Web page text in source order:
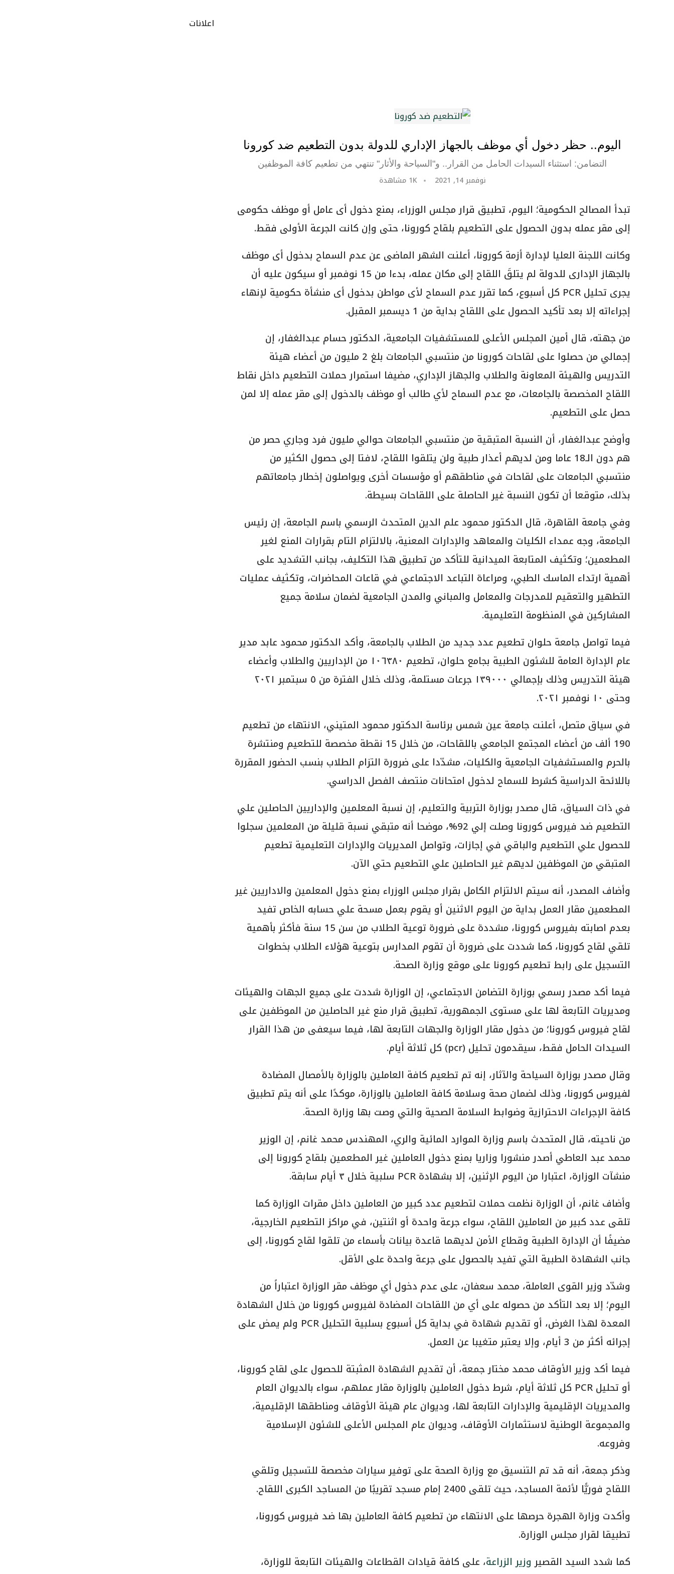
اليوم.. حظر دخول أي موظف بالجهاز الإداري للدولة بدون التطعيم ضد كورونا
التضامن: استثناء السيدات الحامل من القرار.. و"السياحة والأثار" تنتهي من تطعيم كافة الموظفين
نوفمبر 14, 2021 1K مشاهدة
تبدأ المصالح الحكومية؛ اليوم، تطبيق قرار مجلس الوزراء، بمنع دخول أى عامل أو موظف حكومى
إلى مقر عمله بدون الحصول على التطعيم بلقاح كورونا، حتى وإن كانت الجرعة الأولى فقط.
وكانت اللجنة العليا لإدارة أزمة كورونا، أعلنت الشهر الماضى عن عدم السماح بدخول أى موظف
بالجهاز الإدارى للدولة لم يتلقَ اللقاح إلى مكان عمله، بدءا من 15 نوفمبر أو سيكون عليه أن
يجرى تحليل PCR كل أسبوع، كما تقرر عدم السماح لأى مواطن بدخول أى منشأة حكومية لإنهاء
إجراءاته إلا بعد تأكيد الحصول على اللقاح بداية من 1 ديسمبر المقبل.
من جهته، قال أمين المجلس الأعلى للمستشفيات الجامعية، الدكتور حسام عبدالغفار، إن
إجمالي من حصلوا على لقاحات كورونا من منتسبي الجامعات بلغ 2 مليون من أعضاء هيئة
التدريس والهيئة المعاونة والطلاب والجهاز الإداري، مضيفا استمرار حملات التطعيم داخل نقاط
اللقاح المخصصة بالجامعات، مع عدم السماح لأي طالب أو موظف بالدخول إلى مقر عمله إلا لمن
حصل على التطعيم.
وأوضح عبدالغفار، أن النسبة المتبقية من منتسبي الجامعات حوالي مليون فرد وجاري حصر من
هم دون الـ18 عاما ومن لديهم أعذار طبية ولن يتلقوا اللقاح، لافتا إلى حصول الكثير من
منتسبي الجامعات على لقاحات في مناطقهم أو مؤسسات أخرى ويواصلون إخطار جامعاتهم
بذلك، متوقعا أن تكون النسبة غير الحاصلة على اللقاحات بسيطة.
وفي جامعة القاهرة، قال الدكتور محمود علم الدين المتحدث الرسمي باسم الجامعة، إن رئيس
الجامعة، وجه عمداء الكليات والمعاهد والإدارات المعنية، بالالتزام التام بقرارات المنع لغير
المطعمين؛ وتكثيف المتابعة الميدانية للتأكد من تطبيق هذا التكليف، بجانب التشديد على
أهمية ارتداء الماسك الطبي، ومراعاة التباعد الاجتماعي في قاعات المحاضرات، وتكثيف عمليات
التطهير والتعقيم للمدرجات والمعامل والمباني والمدن الجامعية لضمان سلامة جميع
المشاركين في المنظومة التعليمية.
فيما تواصل جامعة حلوان تطعيم عدد جديد من الطلاب بالجامعة، وأكد الدكتور محمود عابد مدير
عام الإدارة العامة للشئون الطبية بجامع حلوان، تطعيم ١٠٦٣٨٠ من الإداريين والطلاب وأعضاء
هيئة التدريس وذلك بإجمالي ١٣٩٠٠٠ جرعات مستلمة، وذلك خلال الفترة من ٥ سبتمبر ٢٠٢١
وحتى ١٠ نوفمبر ٢٠٢١.
في سياق متصل، أعلنت جامعة عين شمس برئاسة الدكتور محمود المتيني، الانتهاء من تطعيم
190 ألف من أعضاء المجتمع الجامعي باللقاحات، من خلال 15 نقطة مخصصة للتطعيم ومنتشرة
بالحرم والمستشفيات الجامعية والكليات، مشدّدا على ضرورة التزام الطلاب بنسب الحضور المقررة
باللائحة الدراسية كشرط للسماح لدخول امتحانات منتصف الفصل الدراسي.
في ذات السياق، قال مصدر بوزارة التربية والتعليم، إن نسبة المعلمين والإداريين الحاصلين علي
التطعيم ضد فيروس كورونا وصلت إلي 92%، موضحا أنه متبقي نسبة قليلة من المعلمين سجلوا
للحصول علي التطعيم والباقي في إجازات، وتواصل المديريات والإدارات التعليمية تطعيم
المتبقي من الموظفين لديهم غير الحاصلين علي التطعيم حتي الآن.
وأضاف المصدر، أنه سيتم الالتزام الكامل بقرار مجلس الوزراء بمنع دخول المعلمين والاداريين غير
المطعمين مقار العمل بداية من اليوم الاثنين أو يقوم بعمل مسحة علي حسابه الخاص تفيد
بعدم اصابته بفيروس كورونا، مشددة على ضرورة توعية الطلاب من سن 15 سنة فأكثر بأهمية
تلقي لقاح كورونا، كما شددت على ضرورة أن تقوم المدارس بتوعية هؤلاء الطلاب بخطوات
التسجيل على رابط تطعيم كورونا على موقع وزارة الصحة.
فيما أكد مصدر رسمي بوزارة التضامن الاجتماعي، إن الوزارة شددت على جميع الجهات والهيئات
ومديريات التابعة لها على مستوى الجمهورية، تطبيق قرار منع غير الحاصلين من الموظفين على
لقاح فيروس كورونا؛ من دخول مقار الوزارة والجهات التابعة لها، فيما سيعفى من هذا القرار
السيدات الحامل فقط، سيقدمون تحليل (pcr) كل ثلاثة أيام.
وقال مصدر بوزارة السياحة والآثار، إنه تم تطعيم كافة العاملين بالوزارة بالأمصال المضادة
لفيروس كورونا، وذلك لضمان صحة وسلامة كافة العاملين بالوزارة، موكدًا على أنه يتم تطبيق
كافة الإجراءات الاحترازية وضوابط السلامة الصحية والتي وصت بها وزارة الصحة.
من ناحيته، قال المتحدث باسم وزارة الموارد المائية والري، المهندس محمد غانم، إن الوزير
محمد عبد العاطي أصدر منشورا وزاريا بمنع دخول العاملين غير المطعمين بلقاح كورونا إلى
منشآت الوزارة، اعتبارا من اليوم الإثنين، إلا بشهادة PCR سلبية خلال ٣ أيام سابقة.
وأضاف غانم، أن الوزارة نظمت حملات لتطعيم عدد كبير من العاملين داخل مقرات الوزارة كما
تلقى عدد كبير من العاملين اللقاح، سواء جرعة واحدة أو اثنتين، في مراكز التطعيم الخارجية،
مضيفًا أن الإدارة الطبية وقطاع الأمن لديهما قاعدة بيانات بأسماء من تلقوا لقاح كورونا، إلى
جانب الشهادة الطبية التي تفيد بالحصول على جرعة واحدة على الأقل.
وشدّد وزير القوى العاملة، محمد سعفان، على عدم دخول أي موظف مقر الوزارة اعتباراً من
اليوم؛ إلا بعد التأكد من حصوله على أي من اللقاحات المضادة لفيروس كورونا من خلال الشهادة
المعدة لهذا الغرض، أو تقديم شهادة في بداية كل أسبوع بسلبية التحليل PCR ولم يمض على
إجرائه أكثر من 3 أيام، وإلا يعتبر متغيبا عن العمل.
فيما أكد وزير الأوقاف محمد مختار جمعة، أن تقديم الشهادة المثبتة للحصول على لقاح كورونا،
أو تحليل PCR كل ثلاثة أيام، شرط دخول العاملين بالوزارة مقار عملهم، سواء بالديوان العام
والمديريات الإقليمية والإدارات التابعة لها، وديوان عام هيئة الأوقاف ومناطقها الإقليمية،
والمجموعة الوطنية لاستثمارات الأوقاف، وديوان عام المجلس الأعلى للشئون الإسلامية
وفروعه.
وذكر جمعة، أنه قد تم التنسيق مع وزارة الصحة على توفير سيارات مخصصة للتسجيل وتلقي
اللقاح فوريًّا لأئمة المساجد، حيث تلقى 2400 إمام مسجد تقريبًا من المساجد الكبرى اللقاح.
وأكدت وزارة الهجرة حرصها على الانتهاء من تطعيم كافة العاملين بها ضد فيروس كورونا،
تطبيقا لقرار مجلس الوزارة.
كما شدد السيد القصير وزير الزراعة، على كافة قيادات القطاعات والهيئات التابعة للوزارة،
اعلانات